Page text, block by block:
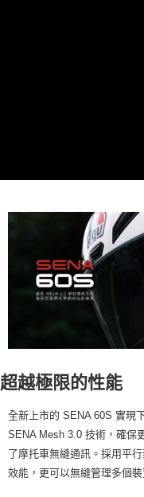
超越極限的性能
全新上市的 SENA 60S 實現
SENA Mesh 3.0 技術，確保
了摩托車無縫通訊。採用平
效能，更可以無縫管理多個裝